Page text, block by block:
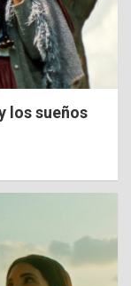
los sueños